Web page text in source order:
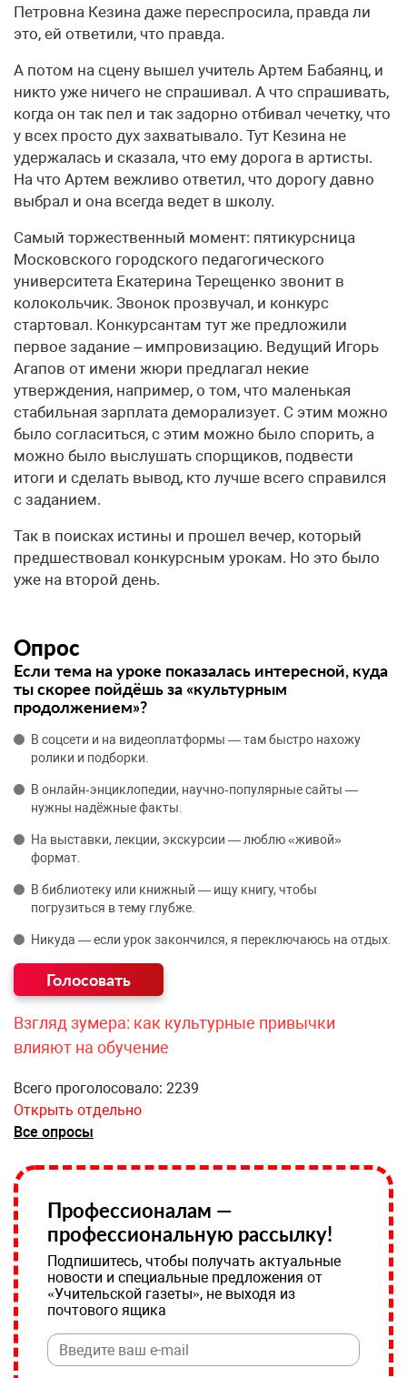
Петровна Кезина даже переспросила, правда ли
это, ей ответили, что правда.
А потом на сцену вышел учитель Артем Бабаянц, и
никто уже ничего не спрашивал. А что спрашивать,
когда он так пел и так задорно отбивал чечетку, что
у всех просто дух захватывало. Тут Кезина не
удержалась и сказала, что ему дорога в артисты.
На что Артем вежливо ответил, что дорогу давно
выбрал и она всегда ведет в школу.
Самый торжественный момент: пятикурсница
Московского городского педагогического
университета Екатерина Терещенко звонит в
колокольчик. Звонок прозвучал, и конкурс
стартовал. Конкурсантам тут же предложили
первое задание – импровизацию. Ведущий Игорь
Агапов от имени жюри предлагал некие
утверждения, например, о том, что маленькая
стабильная зарплата деморализует. С этим можно
было согласиться, с этим можно было спорить, а
можно было выслушать спорщиков, подвести
итоги и сделать вывод, кто лучше всего справился
с заданием.
Так в поисках истины и прошел вечер, который
предшествовал конкурсным урокам. Но это было
уже на второй день.
Опрос
Если тема на уроке показалась интересной, куда
ты скорее пойдёшь за «культурным
продолжением»?
В соцсети и на видеоплатформы — там быстро нахожу
ролики и подборки.
В онлайн‑энциклопедии, научно‑популярные сайты —
нужны надёжные факты.
На выставки, лекции, экскурсии — люблю «живой»
формат.
В библиотеку или книжный — ищу книгу, чтобы
погрузиться в тему глубже.
Никуда — если урок закончился, я переключаюсь на отдых.
Взгляд зумера: как культурные привычки
влияют на обучение
Всего проголосовало: 2239
Открыть отдельно
Все опросы
Профессионалам —
профессиональную рассылку!
Подпишитесь, чтобы получать актуальные
новости и специальные предложения от
«Учительской газеты», не выходя из
почтового ящика